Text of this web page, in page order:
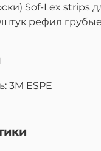
Sof-Lex strips
рефил
3M ESPE